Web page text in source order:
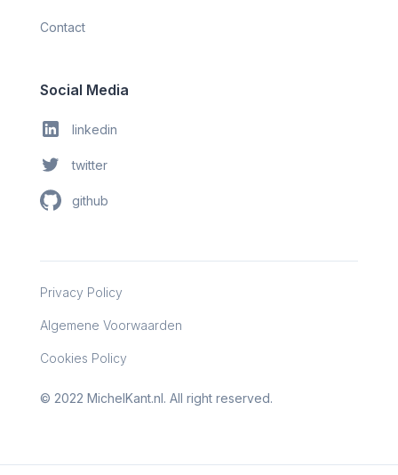
Contact
Social Media
linkedin
twitter
github
© 2022 MichelKant.nl. All right reserved.
Privacy Policy
Algemene Voorwaarden
Cookies Policy